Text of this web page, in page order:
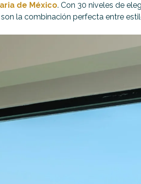
de México. Con 30 niveles de
son la combinación perfecta entre